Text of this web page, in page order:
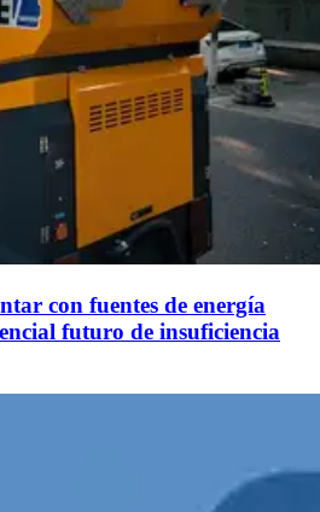
con fuentes de energía
futuro de insuficiencia